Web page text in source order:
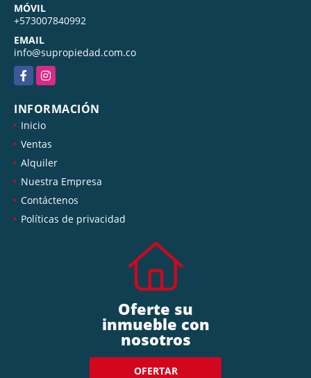
MÓVIL
+573007840992
EMAIL
info@supropiedad.com.co
FacebookInstagram
INFORMACIÓN
Inicio
Ventas
Alquiler
Nuestra Empresa
Contáctenos
Políticas de privacidad
Oferte su
inmueble con
nosotros
OFERTAR